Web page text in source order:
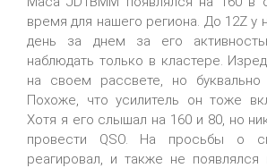
время для нашего региона. До 12Z у
день за днем за его
наблюдать только в кластере.
на своем рассвете, но буквально
Похоже, что усилитель он тоже
Хотя я его слышал на 160 и 80, но
провести QSO. На просьбы о
реагировал, и также не появлялся